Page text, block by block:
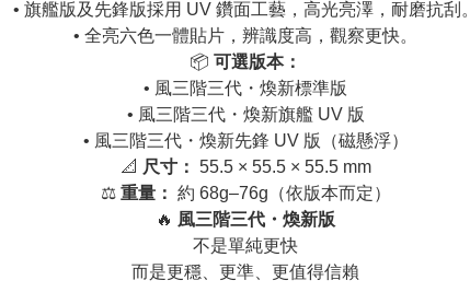
• 旗艦版及先鋒版採用 UV 鑽面工藝，高光亮澤，耐磨抗刮。
• 全亮六色一體貼片，辨識度高，觀察更快。
📦 可選版本：
• 風三階三代・煥新標準版
• 風三階三代・煥新旗艦 UV 版
• 風三階三代・煥新先鋒 UV 版（磁懸浮）
📐 尺寸： 55.5 × 55.5 × 55.5 mm
⚖️ 重量： 約 68g–76g（依版本而定）
🔥 風三階三代・煥新版
不是單純更快
而是更穩、更準、更值得信賴